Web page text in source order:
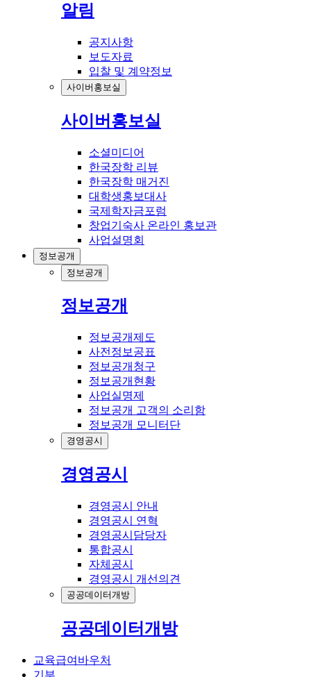
알림
공지사항
보도자료
입찰 및 계약정보
사이버홍보실
사이버홍보실
소셜미디어
한국장학 리뷰
한국장학 매거진
대학생홍보대사
국제학자금포럼
창업기숙사 온라인 홍보관
사업설명회
정보공개
정보공개
정보공개
정보공개제도
사전정보공표
정보공개청구
정보공개현황
사업실명제
정보공개 고객의 소리함
정보공개 모니터단
경영공시
경영공시
경영공시 안내
경영공시 연혁
경영공시담당자
통합공시
자체공시
경영공시 개선의견
공공데이터개방
공공데이터개방
교육급여바우처
기부